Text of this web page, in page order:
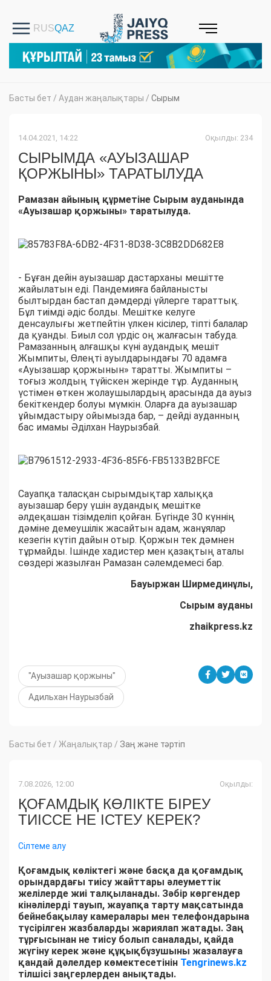
Басты бет / Аудан жаңалықтары / Сырым
14.04.2021, 14:22 Оқылды: 234
СЫРЫМДА «АУЫЗАШАР
ҚОРЖЫНЫ» ТАРАТЫЛУДА
Рамазан айының құрметіне Сырым ауданында
«Ауызашар қоржыны» таратылуда.
- Бұған дейін ауызашар дастарханы мешітте
жайылатын еді. Пандемияға байланысты
былтырдан бастап дәмдерді үйлерге тараттық.
Бұл тиімді әдіс болды. Мешітке келуге
денсаулығы жетпейтін үлкен кісілер, тіпті балалар
да қуанды. Биыл сол үрдіс оң жалғасын табуда.
Рамазанның алғашқы күні аудандық мешіт
Жымпиты, Өлеңті ауылдарындағы 70 адамға
«Ауызашар қоржынын» таратты. Жымпиты –
тоғыз жолдың түйіскен жерінде тұр. Ауданның
үстімен өткен жолаушылардың арасында да ауыз
бекіткендер болуы мүмкін. Оларға да ауызашар
ұйымдастыру ойымызда бар, – дейді ауданның
бас имамы Әділхан Наурызбай.
Сауапқа таласқан сырымдықтар халыққа
ауызашар беру үшін аудандық мешітке
әлдеқашан тізімделіп қойған. Бүгінде 30 күннің
дәміне демеушілік жасайтын адам, жанұялар
кезегін күтіп дайын отыр. Қоржын тек дәмнен
тұрмайды. Ішінде хадистер мен қазақтың аталы
сөздері жазылған Рамазан сәлемдемесі бар.
Бауыржан Ширмединұлы,
Сырым ауданы
zhaikpress.kz
"Ауызашар қоржыны"
Адильхан Наурызбай
Басты бет / Жаңалықтар / Заң және тәртіп
7.08.2026, 12:00 Оқылды:
ҚОҒАМДЫҚ КӨЛІКТЕ БІРЕУ
ТИІССЕ НЕ ІСТЕУ КЕРЕК?
Сілтеме алу
Қоғамдық көліктегі және басқа да қоғамдық
орындардағы тиісу жайттары әлеуметтік
желілерде жиі талқыланады. Зәбір көргендер
кінәлілерді тауып, жауапқа тарту мақсатында
бейнебақылау камералары мен телефондарына
түсірілген жазбаларды жариялап жатады. Заң
тұрғысынан не тиісу болып саналады, қайда
жүгіну керек және құқықбұзушыны жазалауға
қандай дәлелдер көмектесетінін Tengrinews.kz
тілшісі заңгерлерден анықтады.